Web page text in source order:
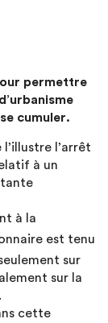
permettre
cumuler.
l’arrêt
à un
à la
est tenu
sur
sur la
cette